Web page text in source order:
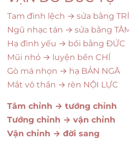
Tam đình lệch → sửa bằng TRÍ
Ngũ nhạc tán → sửa bằng
Hạ đình yếu → bồi bằng ĐỨC
Mũi nhỏ → luyện bền CHÍ
Gò má nhọn → hạ BẢN NGÃ
Mắt vô thần → rèn NỘI LỰC
Tâm chỉnh → tướng chỉnh
Tướng chỉnh → vận chỉnh
Vận chỉnh → đời sang